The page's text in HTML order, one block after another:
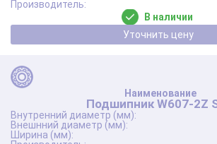
В наличии
Уточнить цену
Подшипник W607-2Z